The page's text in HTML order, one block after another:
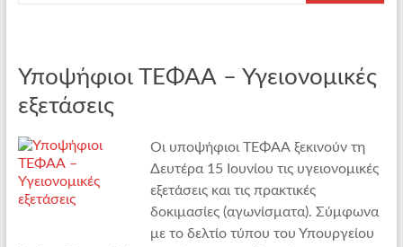
Υποψήφιοι ΤΕΦΑΑ – Υγειονομικές
εξετάσεις
Οι υποψήφιοι ΤΕΦΑΑ ξεκινούν τη
Δευτέρα 15 Ιουνίου τις υγειονομικές
εξετάσεις και τις πρακτικές
δοκιμασίες (αγωνίσματα). Σύμφωνα
με το δελτίο τύπου του Υπουργείου